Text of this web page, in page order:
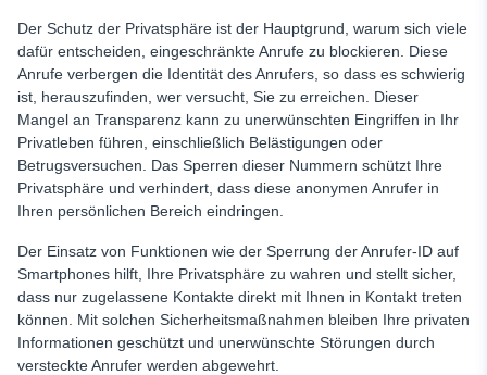
Der Schutz der Privatsphäre ist der Hauptgrund, warum sich viele
dafür entscheiden, eingeschränkte Anrufe zu blockieren. Diese
Anrufe verbergen die Identität des Anrufers, so dass es schwierig
ist, herauszufinden, wer versucht, Sie zu erreichen. Dieser
Mangel an Transparenz kann zu unerwünschten Eingriffen in Ihr
Privatleben führen, einschließlich Belästigungen oder
Betrugsversuchen. Das Sperren dieser Nummern schützt Ihre
Privatsphäre und verhindert, dass diese anonymen Anrufer in
Ihren persönlichen Bereich eindringen.
Der Einsatz von Funktionen wie der Sperrung der Anrufer-ID auf
Smartphones hilft, Ihre Privatsphäre zu wahren und stellt sicher,
dass nur zugelassene Kontakte direkt mit Ihnen in Kontakt treten
können. Mit solchen Sicherheitsmaßnahmen bleiben Ihre privaten
Informationen geschützt und unerwünschte Störungen durch
versteckte Anrufer werden abgewehrt.